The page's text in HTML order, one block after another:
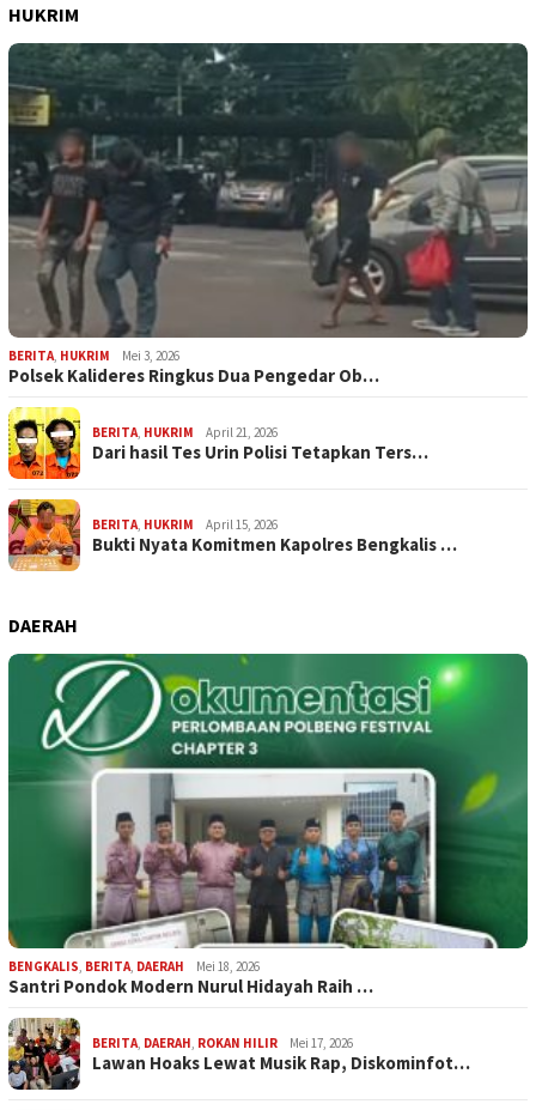
HUKRIM
BERITA HUKRIM Mei 3, 2026
Polsek Kalideres Ringkus Dua Pengedar Ob…
BERITA HUKRIM April 21, 2026
Dari hasil Tes Urin Polisi Tetapkan Ters…
BERITA HUKRIM April 15, 2026
Bukti Nyata Komitmen Kapolres Bengkalis …
DAERAH
BENGKALIS BERITA DAERAH Mei 18, 2026
Santri Pondok Modern Nurul Hidayah Raih …
BERITA DAERAH ROKAN HILIR Mei 17, 2026
Lawan Hoaks Lewat Musik Rap, Diskominfot…